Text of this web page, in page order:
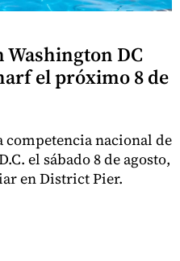
Washington DC
el próximo 8 de
nacional de
el sábado 8 de agosto,
en District Pier.